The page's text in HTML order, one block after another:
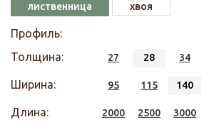
лиственница хвоя
Профиль:
Толщина:
27 28 34
Ширина: 95 115 140
Длина: 2000 2500 3000